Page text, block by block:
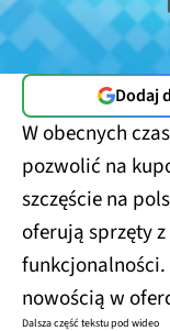
Dodaj
W obecnych
pozwolić na
szczęście na
oferują sprzęty
nowością w
Dalsza część tekstu pod wideo